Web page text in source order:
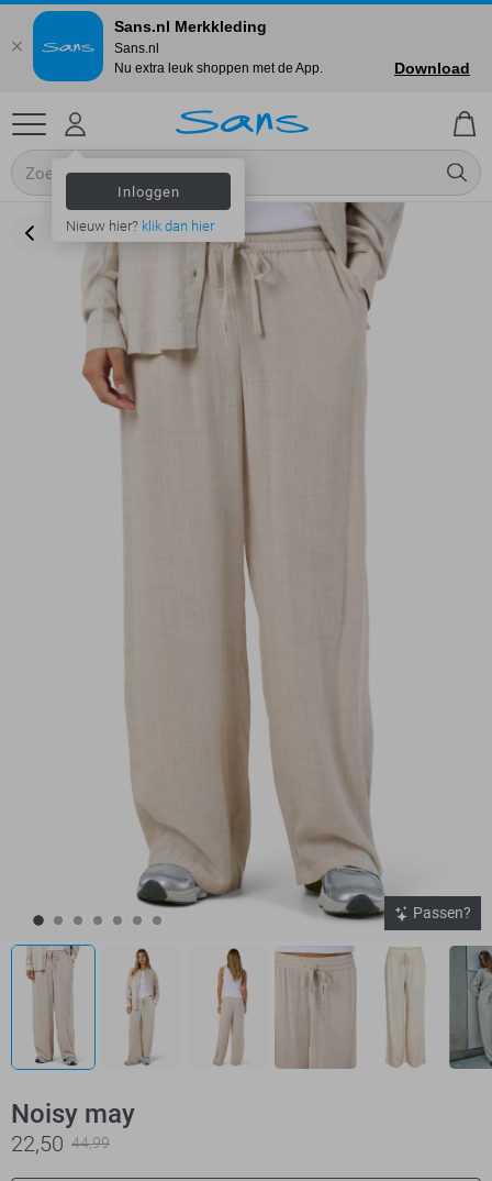
Inloggen
Nieuw hier? klik dan hier
Passen?
Noisy may
22,50 44,99
Sans.nl Merkkleding
Sans.nl
Nu extra leuk shoppen met de App.
Download